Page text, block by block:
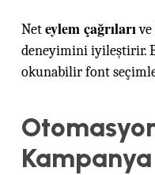
Neteylem çağrılarıve
deneyimini iyileştirir.
okunabilir font